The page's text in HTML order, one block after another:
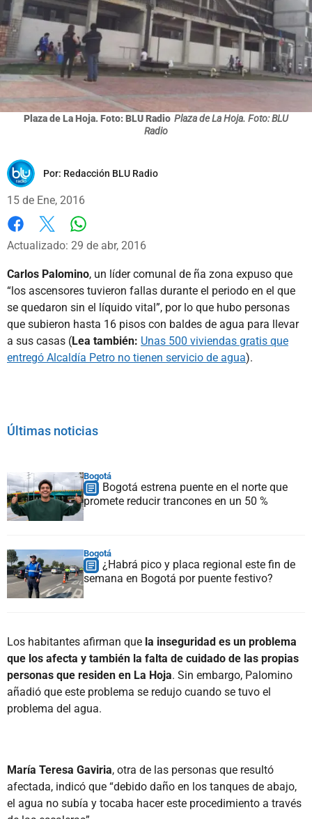
Plaza de La Hoja. Foto: BLU Radio Plaza de La Hoja. Foto: BLU
Radio
Por: Redacción BLU Radio
15 de Ene, 2016
Facebook
X
Actualizado: 29 de abr, 2016
Carlos Palomino, un líder comunal de ña zona expuso que
“los ascensores tuvieron fallas durante el periodo en el que
se quedaron sin el líquido vital”, por lo que hubo personas
que subieron hasta 16 pisos con baldes de agua para llevar
a sus casas (Lea también: Unas 500 viviendas gratis que
entregó Alcaldía Petro no tienen servicio de agua).
Últimas noticias
Bogotá
Bogotá estrena puente en el norte que
promete reducir trancones en un 50 %
Bogotá
¿Habrá pico y placa regional este fin de
semana en Bogotá por puente festivo?
Los habitantes afirman que la inseguridad es un problema
que los afecta y también la falta de cuidado de las propias
personas que residen en La Hoja. Sin embargo, Palomino
añadió que este problema se redujo cuando se tuvo el
problema del agua.
María Teresa Gaviria, otra de las personas que resultó
afectada, indicó que “debido daño en los tanques de abajo,
el agua no subía y tocaba hacer este procedimiento a través